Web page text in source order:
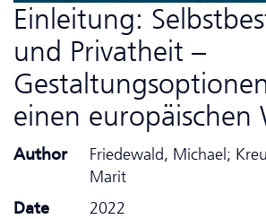
Einleitung:
und Privatheit –
einen europäischen
Author
Friedewald, Michael;
Marit
Date
2022